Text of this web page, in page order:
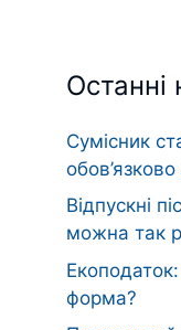
Останні
Сумісник
обов’язково
Відпускні
можна так
форма?